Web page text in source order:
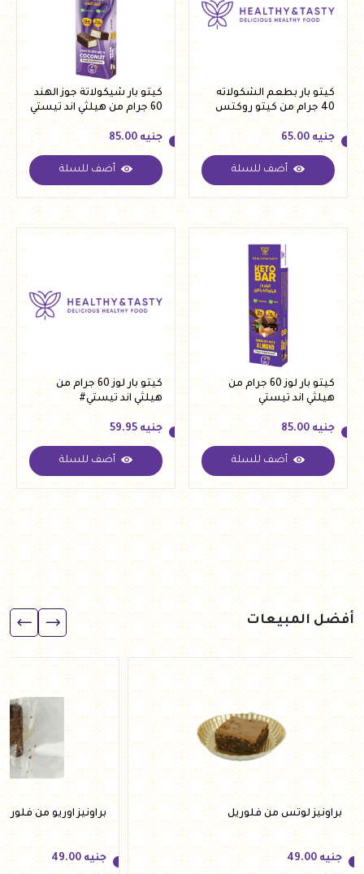
كيتو بار بطعم الشكولاته
40 جرام من كيتو روكتس
جنيه
جنيه 65.00
أضف للسلة
كيتو بار شيكولاتة جوز الهند
60 جرام من هيلثي اند تيستي
جنيه
جنيه 85.00
أضف للسلة
كيتو بار لوز 60 جرام من
هيلثي اند تيستي
جنيه
جنيه 85.00
أضف للسلة
كيتو بار لوز 60 جرام من
هيلثي اند تيستي#
جنيه
جنيه 59.95
أضف للسلة
أفضل المبيعات
براونيز لوتس من فلوريل
جنيه 49.00
براونيز اوريو من
جنيه 49.00